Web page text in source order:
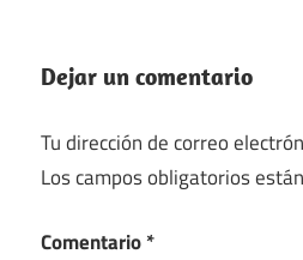
Dejar un comentario
Tu dirección de correo
Los campos obligatorios
Comentario*